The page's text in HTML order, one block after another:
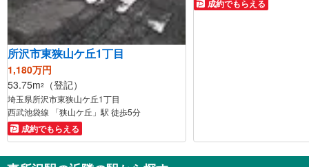
所沢市東狭山ケ丘1丁目
1,180万円
53.75m2 （登記）
埼玉県所沢市東狭山ケ丘1丁目
西武池袋線 「狭山ケ丘」駅 徒歩5分
成約でもらえる
成約でもらえる